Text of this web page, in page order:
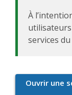
À
services